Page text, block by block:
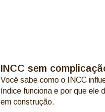
INCC sem
Você sabe como o INCC
índice funciona e por que ele
em construção.